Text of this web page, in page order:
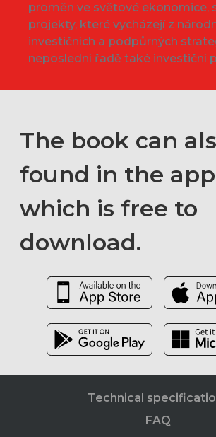
proměn ve světové ekonomice,
projekty, které vycházejí z
investičních a podpůrných
neposlední řadě také investiční
The book can
found in the
which is free to
download.
Technical
FAQ